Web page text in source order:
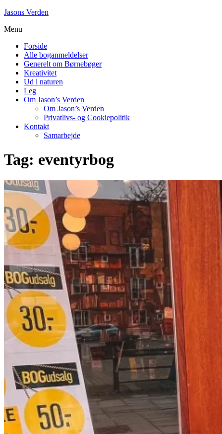
Skip
content
Jasons Verden
Menu
Forside
Alle boganmeldelser
Generelt om Børnebøger
Kreativitet
Ud i naturen
Leg
Om Jason’s Verden
Om Jason’s Verden
Privatlivs- og Cookiepolitik
Kontakt
Samarbejde
Tag: eventyrbog